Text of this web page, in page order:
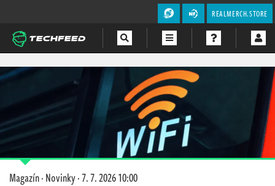
REALMERCH.STORE
Magazín
Videa
Soutěže
Magazín·Novinky·7. 7. 2026 10:00